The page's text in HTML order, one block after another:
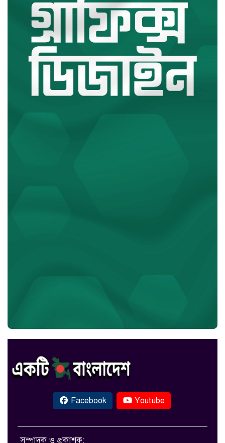
Facebook Youtube
সম্পাদক ও প্রকাশক: